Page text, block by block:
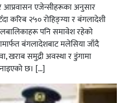
जन्मेपछि नै पालिका बन्छ :
र आप्रवासन एजेन्सीहरूका अनुसार
करिब २५० रोहिङ्ग्या र बंगलादेशी
पनि समावेश रहेको
बंगलादेशबाट मलेसिया जाँदै
खराब समुद्री अवस्था र डुंगामा
छ। […]